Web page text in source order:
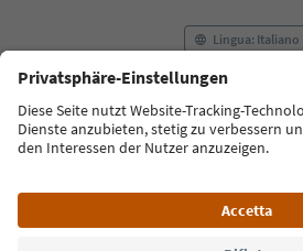
Lingua: Italiano
FAQ Contatti Press MICE
Termini e condizioni
Crediti
Alto Adige B2B